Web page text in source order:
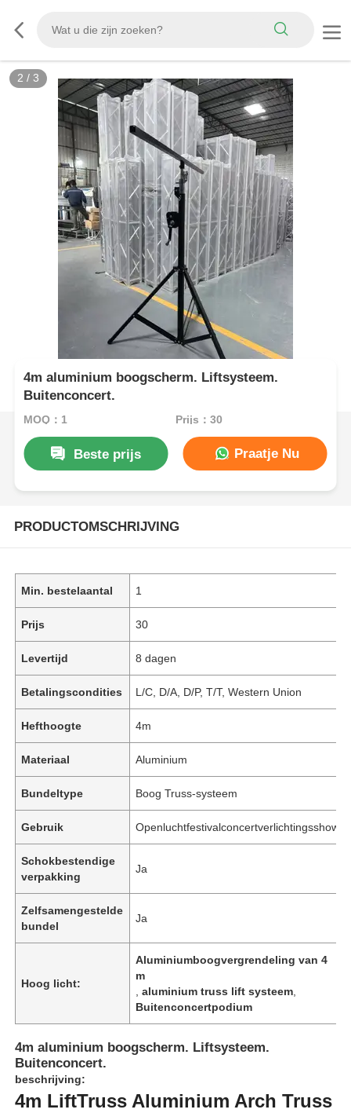
2 / 3
4m aluminium boogscherm. Liftsysteem.
Buitenconcert.
MOQ：1 Prijs：30
Beste prijs Praatje Nu
PRODUCTOMSCHRIJVING
Min. bestelaantal 1
Prijs 30
Levertijd 8 dagen
Betalingscondities L/C, D/A, D/P, T/T, Western Union
Hefthoogte 4m
Materiaal Aluminium
Bundeltype Boog Truss-systeem
Gebruik Openluchtfestivalconcertverlichtingsshow
Schokbestendige
verpakking
Ja
Zelfsamengestelde
bundel
Ja
Hoog licht:
Aluminiumboogvergrendeling van 4
m
,aluminium truss lift systeem
Buitenconcertpodium
4m aluminium boogscherm. Liftsysteem.
Buitenconcert.
beschrijving:
4m LiftTruss Aluminium Arch Truss